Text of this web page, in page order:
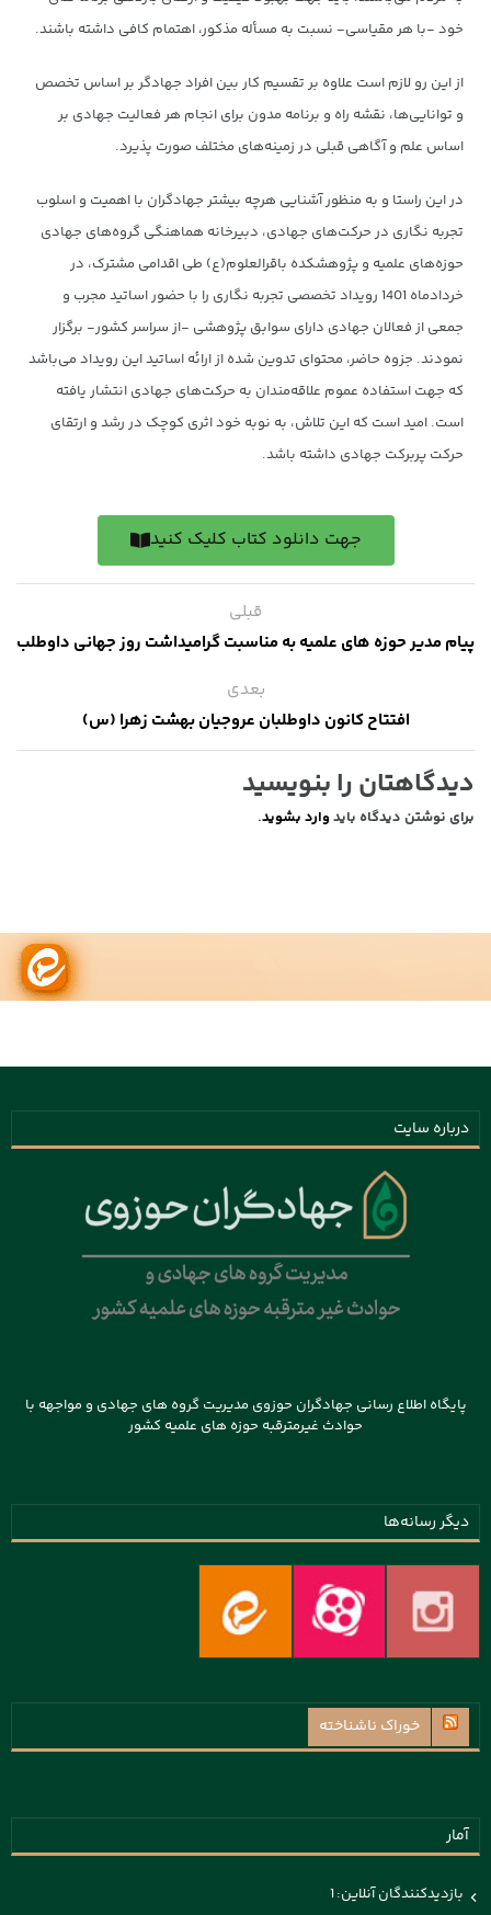
خود -با هر مقیاسی- نسبت به مسأله مذکور، اهتمام کافی داشته باشند.
از این رو لازم است علاوه بر تقسیم کار بین افراد جهادگر بر اساس تخصص
و توانایی‌ها، نقشه راه و برنامه مدون برای انجام هر فعالیت جهادی بر
اساس علم و آگاهی قبلی در زمینه‌های مختلف صورت پذیرد.
در این راستا و به منظور آشنایی هرچه بیشتر جهادگران با اهمیت و اسلوب
تجربه نگاری در حرکت‌های جهادی، دبیرخانه هماهنگی گروه‌های جهادی
حوزه‌های علمیه و پژوهشکده باقرالعلوم(ع) طی اقدامی مشترک، در
خردادماه 1401 رویداد تخصصی تجربه نگاری را با حضور اساتید مجرب و
جمعی از فعالان جهادی دارای سوابق پژوهشی -از سراسر کشور- برگزار
نمودند. جزوه حاضر، محتوای تدوین شده از ارائه اساتید این رویداد می‌باشد
که جهت استفاده عموم علاقه‌مندان به حرکت‌های جهادی انتشار یافته
است. امید است که این تلاش، به نوبه خود اثری کوچک در رشد و ارتقای
حرکت‌ پربرکت جهادی داشته باشد.
جهت دانلود کتاب کلیک کنید
قبلی
پیام مدیر حوزه های علمیه به مناسبت گرامیداشت روز جهانی داوطلب
بعدی
افتتاح کانون داوطلبان عروجیان بهشت زهرا (س)
دیدگاهتان را بنویسید
برای نوشتن دیدگاه باید وارد بشوید.
درباره سایت
پایگاه اطلاع رسانی جهادگران حوزوی مدیریت گروه های جهادی و مواجهه با
حوادث غیرمترقبه حوزه های علمیه کشور
دیگر رسانه‌ها
خوراک ناشناخته
آمار
بازدیدکنندگان آنلاین:1